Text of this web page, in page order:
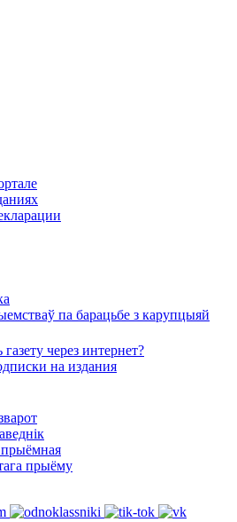
па барацьбе з карупцыяй
через интернет?
на издания
прыёму